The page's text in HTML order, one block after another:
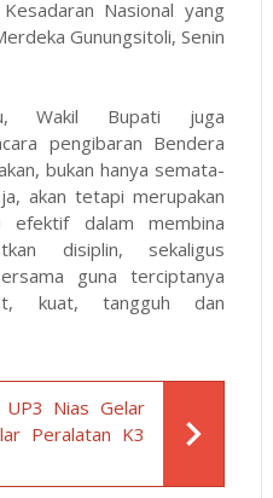
Nasional yang
Gunungsitoli, Senin
Wakil Bupati juga
pengibaran Bendera
bukan hanya semata-
akan tetapi merupakan
efektif dalam membina
disiplin, sekaligus
guna terciptanya
kuat, tangguh dan
Nias Gelar
Peralatan K3